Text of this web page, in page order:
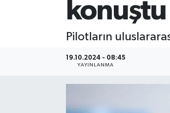
konuştu
Pilotların
19.10.2024 - 08:45
YAYINLANMA